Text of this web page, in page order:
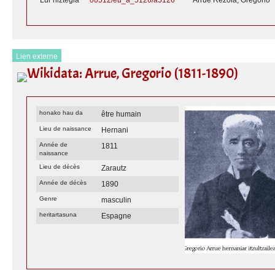
Lien externe
Wikidata: Arrue, Gregorio (1811-1890)
honako hau da être humain
Lieu de naissance Hernani
Année de
naissance
1811
Lieu de décès Zarautz
Année de décès 1890
Genre masculin
heritartasuna Espagne